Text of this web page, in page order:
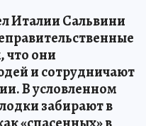
Италии Сальвини
что они
и сотрудничают
В условленном
забирают в